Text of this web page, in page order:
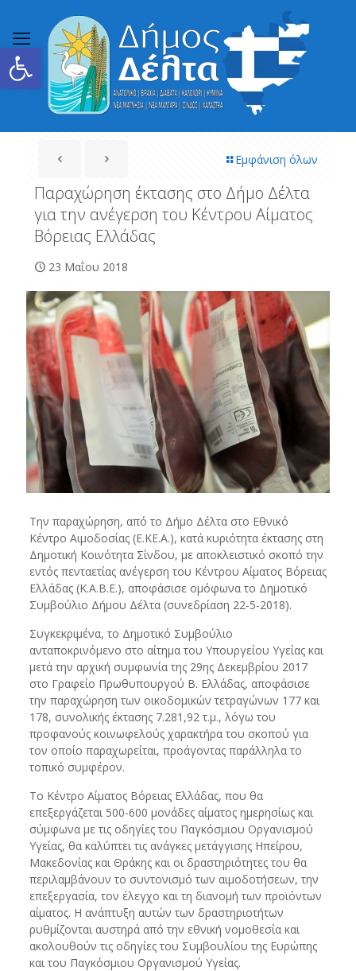
Ανοίξτε τη γραμμή εργαλείων
Εμφάνιση όλων
Παραχώρηση έκτασης στο Δήμο Δέλτα
για την ανέγερση του Κέντρου Αίματος
Βόρειας Ελλάδας
23 Μαΐου 2018
Την παραχώρηση, από το Δήμο Δέλτα στο Εθνικό
Κέντρο Αιμοδοσίας (Ε.ΚΕ.Α.), κατά κυριότητα έκτασης στη
Δημοτική Κοινότητα Σίνδου, με αποκλειστικό σκοπό την
εντός πενταετίας ανέγερση του Κέντρου Αίματος Βόρειας
Ελλάδας (Κ.Α.Β.Ε.), αποφάσισε ομόφωνα το Δημοτικό
Συμβούλιο Δήμου Δέλτα (συνεδρίαση 22-5-2018).
Συγκεκριμένα, το Δημοτικό Συμβούλιο
ανταποκρινόμενο στο αίτημα του Υπουργείου Υγείας και
μετά την αρχική συμφωνία της 29ης Δεκεμβρίου 2017
στο Γραφείο Πρωθυπουργού Β. Ελλάδας, αποφάσισε
την παραχώρηση των οικοδομικών τετραγώνων 177 και
178, συνολικής έκτασης 7.281,92 τ.μ., λόγω του
προφανούς κοινωφελούς χαρακτήρα του σκοπού για
τον οποίο παραχωρείται, προάγοντας παράλληλα το
τοπικό συμφέρον.
Το Κέντρο Αίματος Βόρειας Ελλάδας, που θα
επεξεργάζεται 500-600 μονάδες αίματος ημερησίως και
σύμφωνα με τις οδηγίες του Παγκόσμιου Οργανισμού
Υγείας, θα καλύπτει τις ανάγκες μετάγγισης Ηπείρου,
Μακεδονίας και Θράκης και οι δραστηριότητες του θα
περιλαμβάνουν το συντονισμό των αιμοδοτήσεων, την
επεξεργασία, τον έλεγχο και τη διανομή των προϊόντων
αίματος. Η ανάπτυξη αυτών των δραστηριοτήτων
ρυθμίζονται αυστηρά από την εθνική νομοθεσία και
ακολουθούν τις οδηγίες του Συμβουλίου της Ευρώπης
και του Παγκόσμιου Οργανισμού Υγείας.